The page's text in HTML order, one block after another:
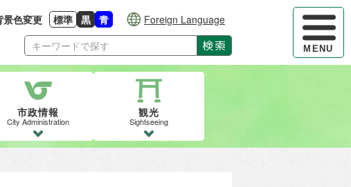
ハンバー
MENU
もとの大きさに戻す
きくする
景色変更 標準
背景色の変更：白
黒
背景色の変更：黒
青
背景色の変更：青
Foreign Language
検索
市政情報
City Administration
観光
Sightseeing